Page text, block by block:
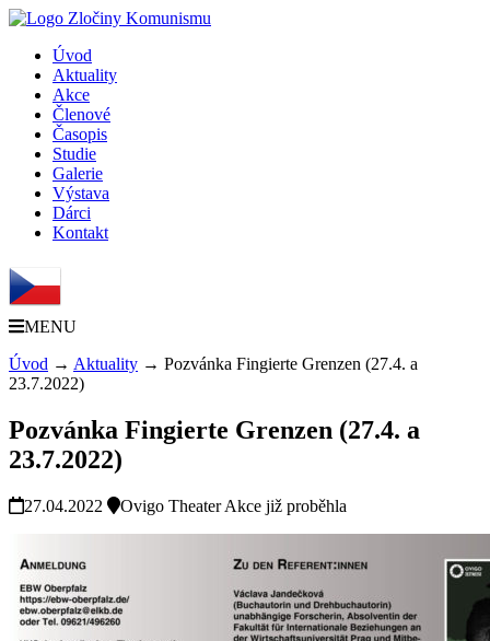
Úvod
Aktuality
Akce
Členové
Časopis
Studie
Galerie
Výstava
Dárci
Kontakt
MENU
Úvod → Aktuality → Pozvánka Fingierte Grenzen (27.4. a
23.7.2022)
Pozvánka Fingierte Grenzen (27.4. a
23.7.2022)
27.04.2022 Ovigo Theater Akce již proběhla